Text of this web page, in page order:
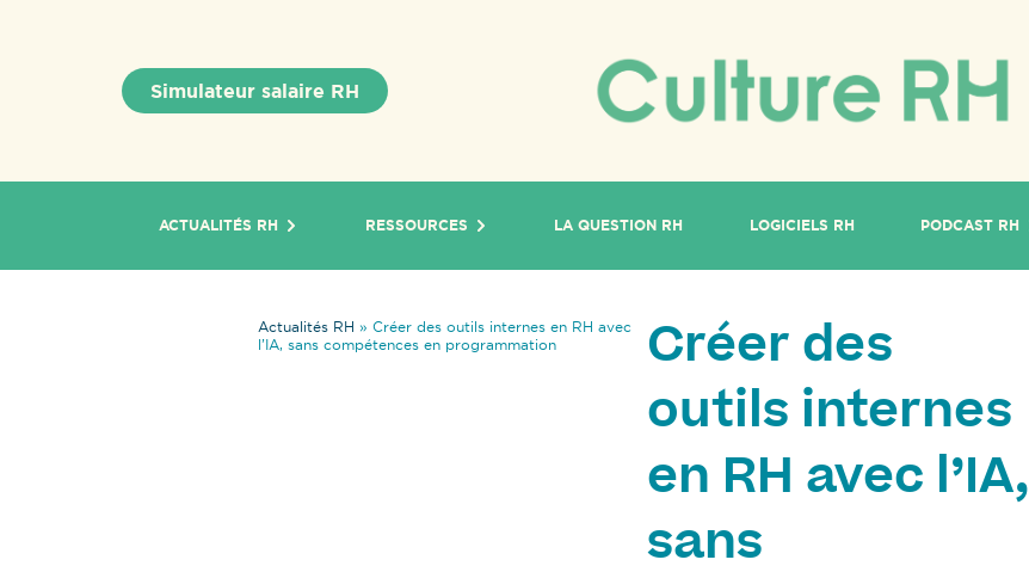
Simulateur salaire RH
ACTUALITÉS RH RESSOURCES LA QUESTION RH LOGICIELS RH PODCAST RH
Actualités RH » Créer des outils internes en RH avec
l’IA, sans compétences en programmation
Créer des
outils internes
en RH avec l’IA,
sans